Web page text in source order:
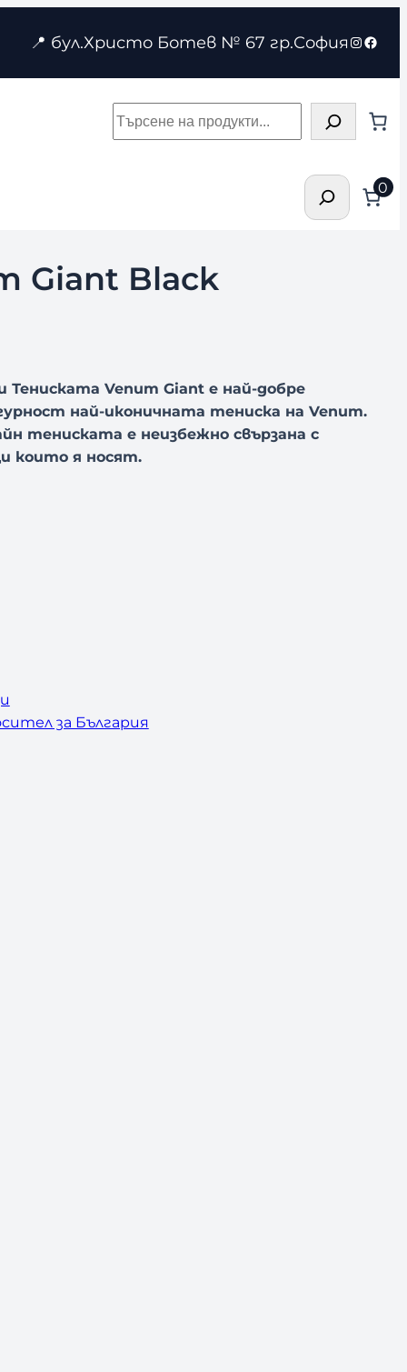
📍 бул.Христо Ботев № 67 гр.София
Търсене
Търсене0
Giant Black
Venum Giant е най-добре
най-иконичната тениска на Venum.
тениската е неизбежно свързана с
които я носят.
за България